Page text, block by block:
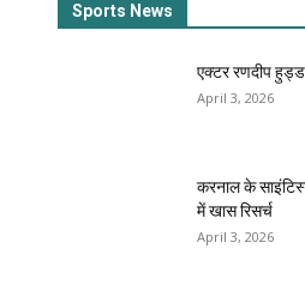
Sports News
एक्टर रणदीप
April 3, 2026
करनाल के
में खास रिसर्च
April 3, 2026